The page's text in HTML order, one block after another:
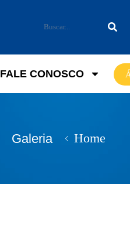
FALE CONOSCO
Galeria Home